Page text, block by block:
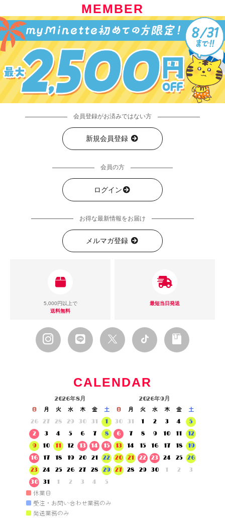
MEMBER
会員登録がお済みではない方
新規会員登録
会員の方
ログイン
お得な最新情報をお届け
メルマガ登録
5,000円以上で
送料無料
最短当日発送
CALENDAR
2026年8月
日 月 火 水 木 金
土
26
27 28 29 30 31
1
2
3 4 5 6 7
8
9
10 11 12 13 14
15
16
17 18 19 20 21
22
23
24 25 26 27 28
29
30
31 1 2 3 4 5
2026年9月
日 月 火 水 木 金
土
30
31 1 2 3 4
5
6
7 8 9 10 11
12
13
14 15 16 17 18
19
20
21 22 23 24 25
26
27
28 29 30 1 2 3
■ 休業日
■ 受注・お問い合わせ業務のみ
■ 発送業務のみ